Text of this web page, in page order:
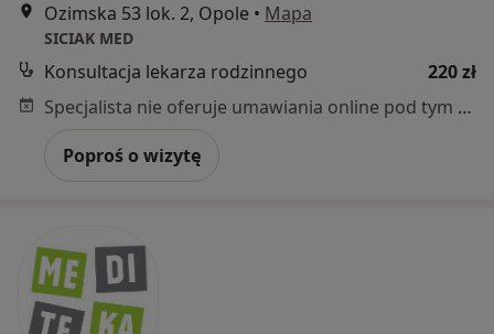
Ozimska 53 lok. 2, Opole • Mapa
SICIAK MED
Konsultacja lekarza rodzinnego
220 zł
Specjalista nie oferuje umawiania online pod tym adresem.
Poproś o wizytę